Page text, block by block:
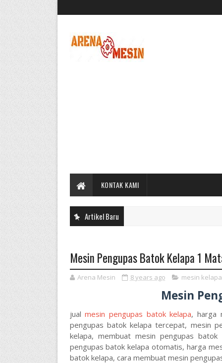
KONTAK KAMI
Artikel Baru
Mesin Pengupas Batok Kelapa 1
Arena Mesin 8 years ago mesin kelapa
Mesin
jualmesin pengupas batok kelapa, harga
pengupas batok kelapa tercepat, mesin
kelapa, membuat mesin pengupas
pengupas batok kelapa otomatis, harga
batok kelapa, cara membuat mesin